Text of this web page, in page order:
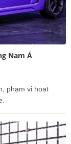
Nam Á
phạm vi hoạt